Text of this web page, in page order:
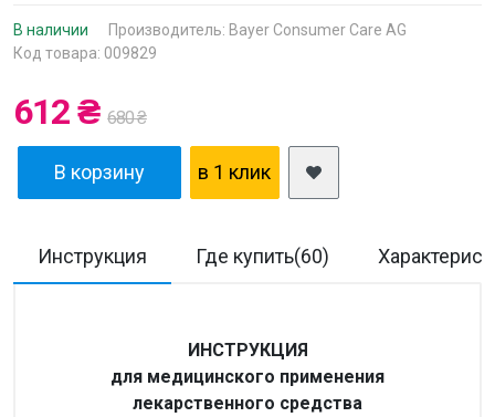
В наличии Производитель: Bayer Consumer Care AG
Код товара: 009829
612 ₴ 680 ₴
В корзину в 1 клик
Инструкция Где купить(60)
ИНСТРУКЦИЯ
для медицинского применения
лекарственного средства